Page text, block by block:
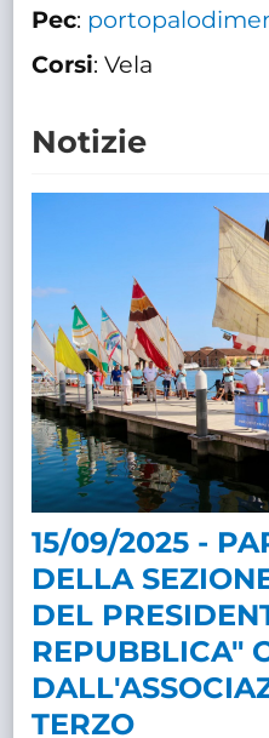
Pec:
Corsi: Vela
Notizie
15/09/2025 -
DELLA
DEL
REPUBBLICA"
TERZO